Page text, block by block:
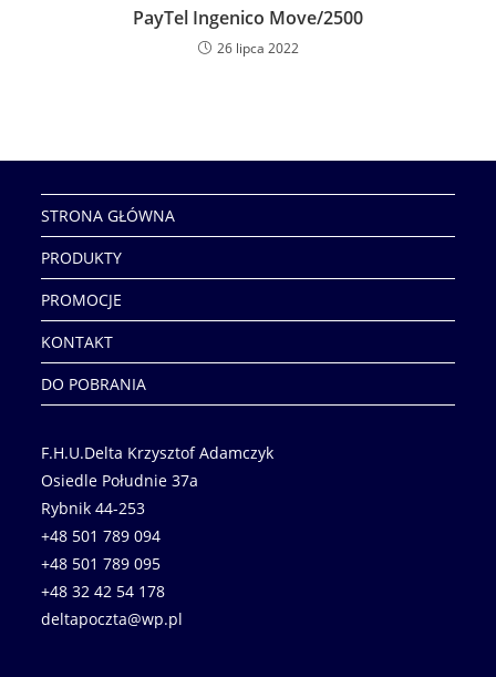
PayTel Ingenico Move/2500
26 lipca 2022
STRONA GŁÓWNA
PRODUKTY
PROMOCJE
KONTAKT
DO POBRANIA
F.H.U.Delta Krzysztof Adamczyk
Osiedle Południe 37a
Rybnik 44-253
+48 501 789 094
+48 501 789 095
+48 32 42 54 178
deltapoczta@wp.pl